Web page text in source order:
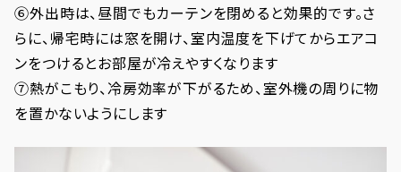
⑥外出時は、昼間でもカーテンを閉めると効果的です。さ
らに、帰宅時には窓を開け、室内温度を下げてからエアコ
ンをつけるとお部屋が冷えやすくなります
⑦熱がこもり、冷房効率が下がるため、室外機の周りに物
を置かないようにします